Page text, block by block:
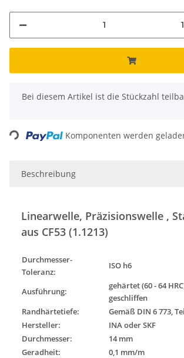
x
Bei diesem Artikel ist die Stückzahl
Loading... Komponenten werden
Beschreibung
Linearwelle, Präzisionswelle ,
aus CF53 (1.1213)
Durchmesser-
Toleranz:
ISO h6
Ausführung:
gehärtet (60 - 64
geschliffen
Randhärtetiefe:
Gemäß DIN 6 773,
Hersteller:
INA oder SKF
Durchmesser:
14 mm
Geradheit:
0,1 mm/m